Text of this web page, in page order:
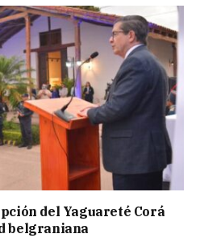
del Yaguareté Corá
belgraniana